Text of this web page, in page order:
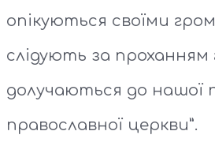
опікуються своїми
слідують за проханням
долучаються до нашої
православної церкви”.